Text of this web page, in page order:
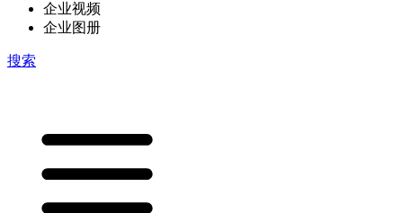
企业视频
企业图册
搜索